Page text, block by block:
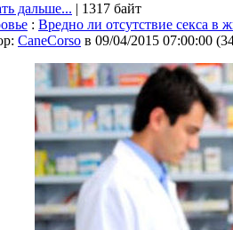
дальше... | 1317 байт
: Вредно ли отсутствие секса
CaneCorso в 09/04/2015 07:00:00 (